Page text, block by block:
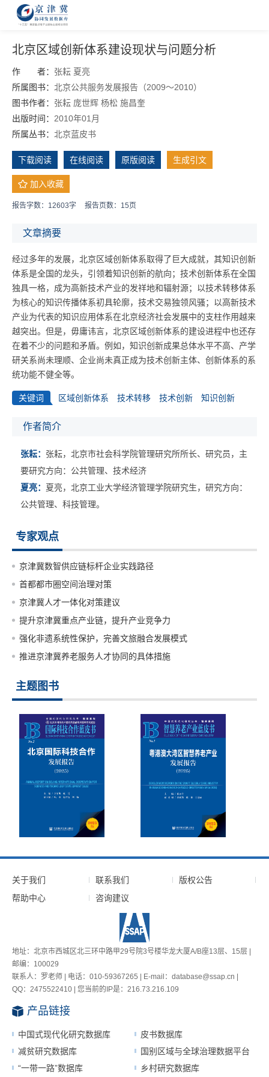
北京区域创新体系建设现状与问题分析
作 者： 张耘 夏亮
所属图书： 北京公共服务发展报告（2009～2010）
图书作者： 张耘 庞世辉 杨松 施昌奎
出版时间： 2010年01月
所属丛书： 北京蓝皮书
下载阅读 在线阅读 原版阅读 生成引文
加入收藏
报告字数：12603字 报告页数：15页
文章摘要
经过多年的发展，北京区域创新体系取得了巨大成就，其知识创新
体系是全国的龙头，引领着知识创新的航向；技术创新体系在全国
独具一格，成为高新技术产业的发祥地和辐射源；以技术转移体系
为核心的知识传播体系初具轮廓，技术交易独领风骚；以高新技术
产业为代表的知识应用体系在北京经济社会发展中的支柱作用越来
越突出。但是，毋庸讳言，北京区域创新体系的建设进程中也还存
在着不少的问题和矛盾。例如，知识创新成果总体水平不高、产学
研关系尚未理顺、企业尚未真正成为技术创新主体、创新体系的系
统功能不健全等。
关键词 区域创新体系 技术转移 技术创新 知识创新
作者简介
张耘： 张耘，北京市社会科学院管理研究所所长、研究员，主
要研究方向：公共管理、技术经济
夏亮： 夏亮，北京工业大学经济管理学院研究生，研究方向：
公共管理、科技管理。
专家观点
京津冀数智供应链标杆企业实践路径
首都都市圈空间治理对策
京津冀人才一体化对策建议
提升京津冀重点产业链，提升产业竞争力
强化非遗系统性保护，完善文旅融合发展模式
推进京津冀养老服务人才协同的具体措施
主题图书
关于我们 联系我们
版权公告
帮助中心
咨询建议
地址：北京市西城区北三环中路甲29号院3号楼华龙大厦A/B座13层、15层 |
邮编：100029
联系人：罗老师 | 电话：010-59367265 | E-mail：database@ssap.cn |
QQ：2475522410 | 您当前的IP是： 216.73.216.109
产品链接
中国式现代化研究数据库
皮书数据库
减贫研究数据库
国别区域与全球治理数据平台
“一带一路”数据库
乡村研究数据库